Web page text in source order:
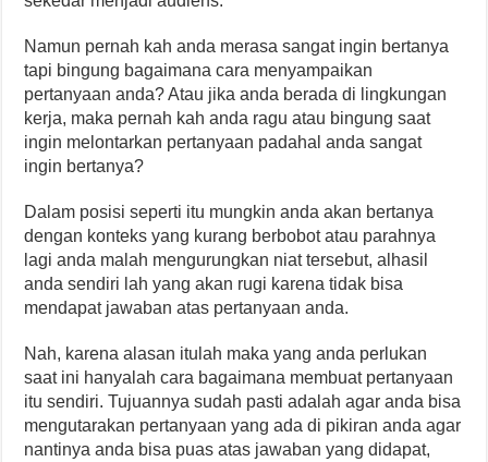
Namun pernah kah anda merasa sangat ingin bertanya
tapi bingung bagaimana cara menyampaikan
pertanyaan anda? Atau jika anda berada di lingkungan
kerja, maka pernah kah anda ragu atau bingung saat
ingin melontarkan pertanyaan padahal anda sangat
ingin bertanya?
Dalam posisi seperti itu mungkin anda akan bertanya
dengan konteks yang kurang berbobot atau parahnya
lagi anda malah mengurungkan niat tersebut, alhasil
anda sendiri lah yang akan rugi karena tidak bisa
mendapat jawaban atas pertanyaan anda.
Nah, karena alasan itulah maka yang anda perlukan
saat ini hanyalah cara bagaimana membuat pertanyaan
itu sendiri. Tujuannya sudah pasti adalah agar anda bisa
mengutarakan pertanyaan yang ada di pikiran anda agar
nantinya anda bisa puas atas jawaban yang didapat,